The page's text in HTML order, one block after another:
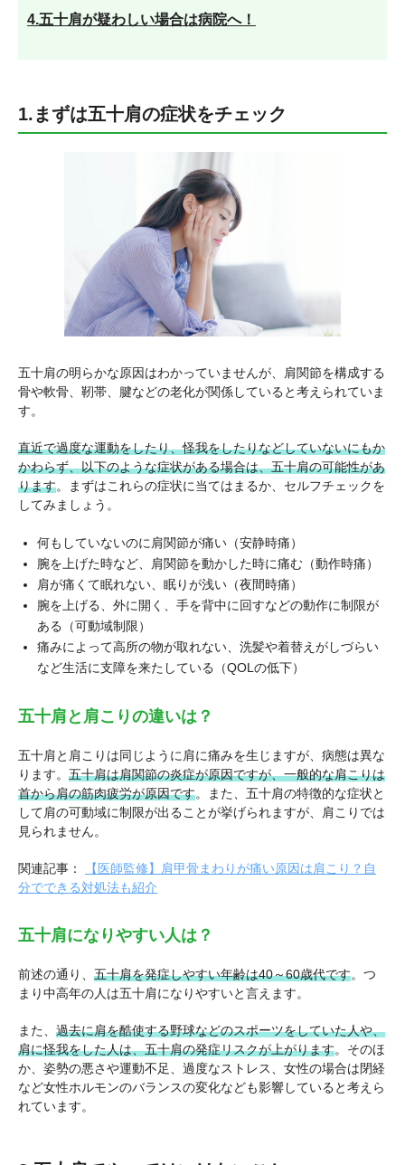
4.五十肩が疑わしい場合は病院へ！
1.まずは五十肩の症状をチェック
五十肩の明らかな原因はわかっていませんが、肩関節を構成する
骨や軟骨、靭帯、腱などの老化が関係していると考えられていま
す。
直近で過度な運動をしたり、怪我をしたりなどしていないにもか
かわらず、以下のような症状がある場合は、五十肩の可能性があ
ります。まずはこれらの症状に当てはまるか、セルフチェックを
してみましょう。
何もしていないのに肩関節が痛い（安静時痛）
腕を上げた時など、肩関節を動かした時に痛む（動作時痛）
肩が痛くて眠れない、眠りが浅い（夜間時痛）
腕を上げる、外に開く、手を背中に回すなどの動作に制限が
ある（可動域制限）
痛みによって高所の物が取れない、洗髪や着替えがしづらい
など生活に支障を来たしている（QOLの低下）
五十肩と肩こりの違いは？
五十肩と肩こりは同じように肩に痛みを生じますが、病態は異な
ります。 五十肩は肩関節の炎症が原因ですが、一般的な肩こりは
首から肩の筋肉疲労が原因です。また、五十肩の特徴的な症状と
して肩の可動域に制限が出ることが挙げられますが、肩こりでは
見られません。
関連記事：
【医師監修】肩甲骨まわりが痛い原因は肩こり？自
分でできる対処法も紹介
五十肩になりやすい人は？
前述の通り、 五十肩を発症しやすい年齢は40～60歳代です。つ
まり中高年の人は五十肩になりやすいと言えます。
また、 過去に肩を酷使する野球などのスポーツをしていた人や、
肩に怪我をした人は、五十肩の発症リスクが上がります。そのほ
か、姿勢の悪さや運動不足、過度なストレス、女性の場合は閉経
など女性ホルモンのバランスの変化なども影響していると考えら
れています。